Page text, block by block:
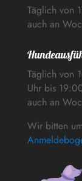
Täglich von
auch an
Täglich von
Uhr bis
auch an
Wir bitten